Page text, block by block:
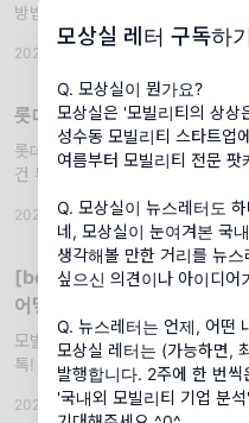
모상실 레터 구독하기
Q. 모상실이 뭔가요?
모상실은 '모빌리티의 상
성수동 모빌리티 스타트업
여름부터 모빌리티 전문
Q. 모상실이 뉴스레터도
네, 모상실이 눈여겨본 국
생각해볼 만한 거리를 뉴
싶으신 의견이나 아이디어
Q. 뉴스레터는 언제, 어떤
모상실 레터는 (가능하면,
발행합니다. 2주에 한 번
'국내외 모빌리티 기업 분
방법. narr. TEAM 모상실 상실이
하세요. 오랜만에 인사드립니다
터가 미티 PD의 개인 사정으로 뜻
시 휴식기를 가졌어요. 숨 고르기를
2021.09.02 조회 10.7K
롯데렌탈/렌터카는 어떻게 돈
롯데렌탈, 성공적인 IPO를 위해
건 무엇?. narr. TEAM 모상실 안
거운 월요일 아침! 모상실입니다
살펴볼 기업은 대한민국 No.1 렌
'롯데렌탈'입니다. 지난 두 번의
2021.03.22 · 조회 13.7K · 댓글 7
[beta] 애플카 시대, 모빌리
어떻게 바뀔까?
모빌리티 파운드리 시대 올까. 모
톡! 애플카(🍎Car) 시대, 모빌리
어떻게 바뀔까? narr. 미티 mitty
모상실 미티입니다 😃 오늘은 제
2021.02.06 · 조회 1.72K